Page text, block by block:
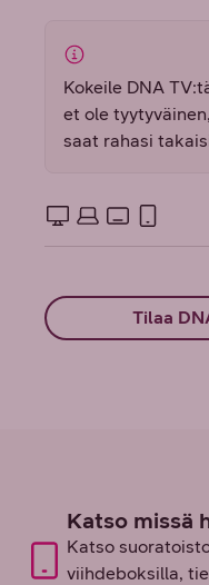
Kokeile DNA
et ole
saat rahasi
Tilaa
Katso missä
Katso
viihdeboksilla,